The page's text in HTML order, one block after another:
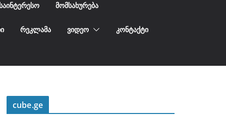
ᲡᲐᲘᲜᲢᲔᲠᲔᲡᲝ ᲛᲝᲛᲡᲐᲮᲣᲠᲔᲑᲐ
ᲠᲔᲙᲚᲐᲛᲐ ᲕᲘᲓᲔᲝ ᲙᲝᲜᲢᲐᲥᲢᲘ
cube.ge